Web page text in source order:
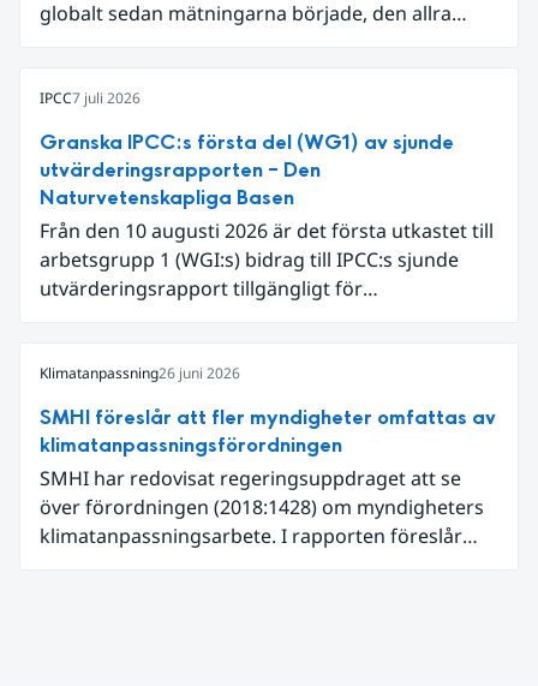
globalt sedan mätningarna började, den allra
begränsar oss till Västeuropa var det den allra
varmaste juni. Detta betingades till stor del av en
extrem hetta i slutet av månaden. Världshavens
ytvattentemperaturer var den högsta som
uppmätts för en juni månad, vilket ligger i fas med
en framväxande El Niño i Stilla havet.
IPCC7 juli 2026
Granska IPCC:s första del (WG1) av sjunde
utvärderingsrapporten – Den
Naturvetenskapliga Basen
Från den 10 augusti 2026 är det första utkastet till
arbetsgrupp 1 (WGI:s) bidrag till IPCC:s sjunde
utvärderingsrapport tillgängligt för
Klimatanpassning26 juni 2026
SMHI föreslår att fler myndigheter omfattas av
klimatanpassningsförordningen
SMHI har redovisat regeringsuppdraget att se
över förordningen (2018:1428) om myndigheters
klimatanpassningsarbete. I rapporten föreslår